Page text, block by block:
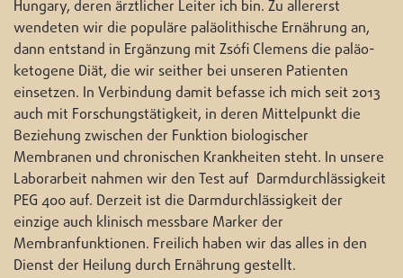
Hungary, deren ärztlicher Leiter ich bin. Zu allererst
wendeten wir die populäre paläolithische Ernährung an,
dann entstand in Ergänzung mit Zsófi Clemens die paläo-
ketogene Diät, die wir seither bei unseren Patienten
einsetzen. In Verbindung damit befasse ich mich seit 2013
auch mit Forschungstätigkeit, in deren Mittelpunkt die
Beziehung zwischen der Funktion biologischer
Membranen und chronischen Krankheiten steht. In unsere
Laborarbeit nahmen wir den Test auf Darmdurchlässigkeit
PEG 400 auf. Derzeit ist die Darmdurchlässigkeit der
einzige auch klinisch messbare Marker der
Membranfunktionen. Freilich haben wir das alles in den
Dienst der Heilung durch Ernährung gestellt.